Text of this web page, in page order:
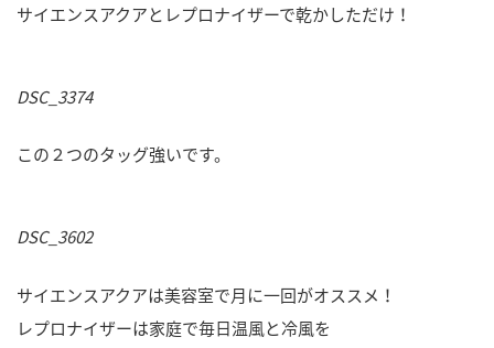
サイエンスアクアとレプロナイザーで乾かしただけ！
DSC_3374
この２つのタッグ強いです。
DSC_3602
サイエンスアクアは美容室で月に一回がオススメ！
レプロナイザーは家庭で毎日温風と冷風を